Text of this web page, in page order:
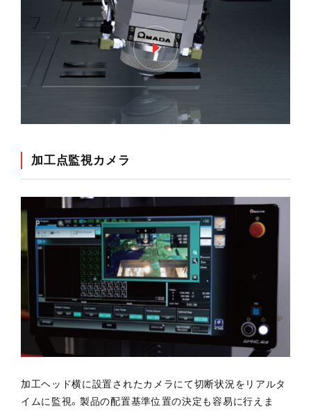
加工点監視カメラ
加工ヘッド横に設置されたカメラにて切断状況をリアルタ
イムに監視。製品の配置基準位置の決定も容易に行えま